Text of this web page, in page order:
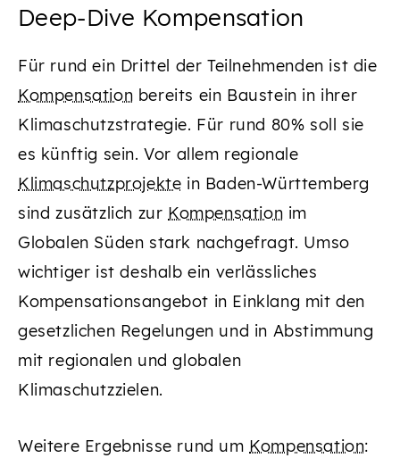
Deep-Dive Kompensation
Für rund ein Drittel der Teilnehmenden ist die
Kompensation bereits ein Baustein in ihrer
Klimaschutzstrategie. Für rund 80% soll sie
es künftig sein. Vor allem regionale
Klimaschutzprojekte in Baden-Württemberg
sind zusätzlich zur Kompensation im
Globalen Süden stark nachgefragt. Umso
wichtiger ist deshalb ein verlässliches
Kompensationsangebot in Einklang mit den
gesetzlichen Regelungen und in Abstimmung
mit regionalen und globalen
Klimaschutzzielen.
Weitere Ergebnisse rund um Kompensation: